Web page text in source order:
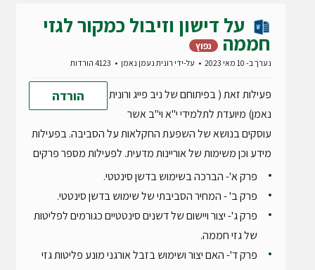
על דישון וזיבול כמקור לגזי
חממה נפוץ
נערך ב- 10 מאי 2023 על-ידי רונית נעמן נאמן
הורדה
פעילות זאת ( בפיתוחם של ניב פייג ורונית
נאמן) מיועדת לתלמידי י"א וי"ב אשר
עוסקים בנושא של השפעת החקלאות על הסביבה. בפעילות
מידע וכן משימות של אוריינות מדעית. לפעילות מספר פרקים
פרק א'- הברכה בשימוש בדשן סינטטי.
פרק ב' - המחיר הסביבתי של שימוש בדשן סינטטי.
פרק ג'- יצור ויישום של דשנים סינטטיים כגורמים לפליטות
של גזי חממה.
פרק ד'- האם יצור ושימוש בזבל אורגני מונע פליטות גזי